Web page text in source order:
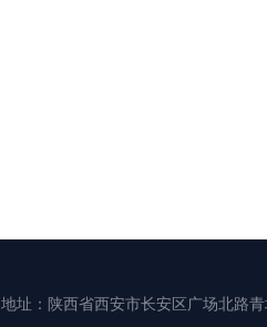
地址：陕西省西安市长安区广场北路